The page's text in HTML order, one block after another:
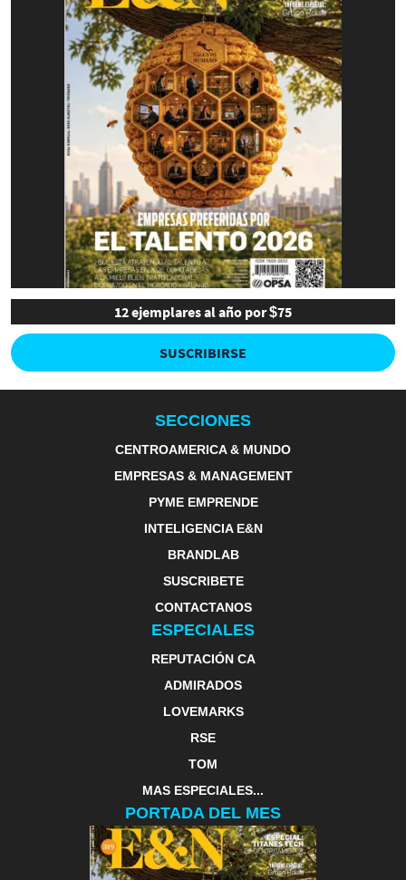
12 ejemplares al año por $75
SUSCRIBIRSE
SECCIONES
CENTROAMERICA & MUNDO
EMPRESAS & MANAGEMENT
PYME EMPRENDE
INTELIGENCIA E&N
BRANDLAB
SUSCRIBETE
CONTACTANOS
ESPECIALES
REPUTACIÓN CA
ADMIRADOS
LOVEMARKS
RSE
TOM
MAS ESPECIALES...
PORTADA DEL MES